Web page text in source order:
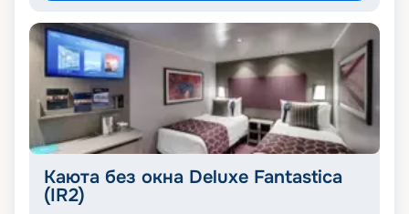
Каюта без окна Deluxe Fantastica
(IR2)